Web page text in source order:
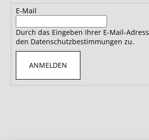
E-Mail
Durch das Eingeben Ihrer E-Mail-
den Datenschutzbestimmungen zu.
ANMELDEN